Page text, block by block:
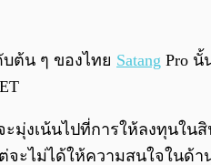
ต้น ๆ ของไทย Satang Pro
เน้นไปที่การให้ลงทุนในสิ
ไม่ได้ให้ความสนใจในด้า